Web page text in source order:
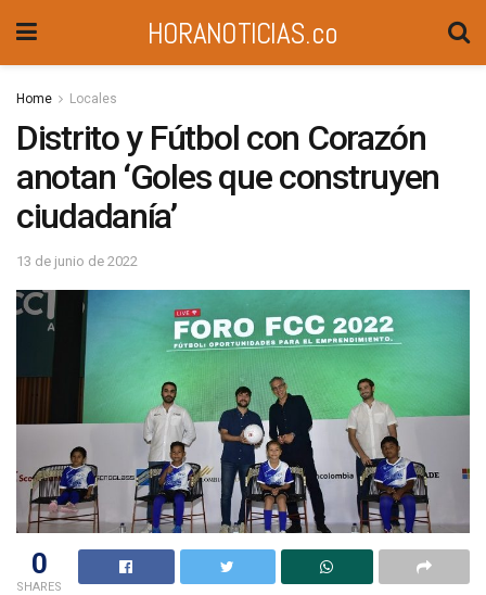
HORANOTICIAS.co
Home Locales
Distrito y Fútbol con Corazón
anotan ‘Goles que construyen
ciudadanía’
13 de junio de 2022
0
SHARES